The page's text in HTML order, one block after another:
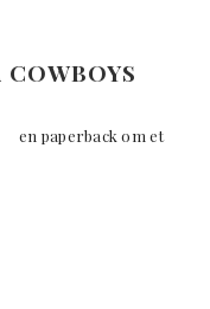
en paperback om et